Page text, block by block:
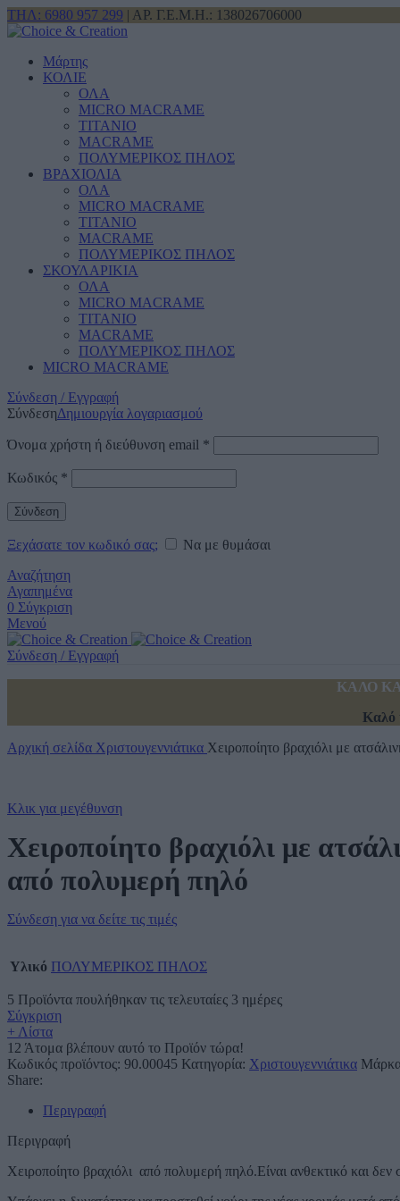
ΤΗΛ: 6980 957 299 | ΑΡ. Γ.Ε.Μ.Η.: 138026706000
Μάρτης
ΚΟΛΙΕ
ΟΛΑ
MICRO MACRAME
ΤΙΤΑΝΙΟ
MACRAME
ΠΟΛΥΜΕΡΙΚΟΣ ΠΗΛΟΣ
ΒΡΑΧΙΟΛΙΑ
ΟΛΑ
MICRO MACRAME
ΤΙΤΑΝΙΟ
MACRAME
ΠΟΛΥΜΕΡΙΚΟΣ ΠΗΛΟΣ
ΣΚΟΥΛΑΡΙΚΙΑ
ΟΛΑ
MICRO MACRAME
ΤΙΤΑΝΙΟ
MACRAME
ΠΟΛΥΜΕΡΙΚΟΣ ΠΗΛΟΣ
MICRO MACRAME
Σύνδεση / Εγγραφή
ΣύνδεσηΔημιουργία λογαριασμού
Όνομα χρήστη ή διεύθυνση email *
Κωδικός *
Σύνδεση
Ξεχάσατε τον κωδικό σας;
Να με θυμάσαι
Αναζήτηση
Αγαπημένα
0 Σύγκριση
Μενού
Σύνδεση / Εγγραφή
ΚΑΛΟ
Καλό
Αρχική σελίδα Χριστουγεννιάτικα Χειροποίητο βραχιόλι με
Κλικ για μεγέθυνση
Χειροποίητο βραχιόλι με
από πολυμερή πηλό
Σύνδεση για να δείτε τις τιμές
Υλικό ΠΟΛΥΜΕΡΙΚΟΣ ΠΗΛΟΣ
5 Προϊόντα πουλήθηκαν τις τελευταίες 3 ημέρες
Σύγκριση
+ Λίστα
12 Άτομα βλέπουν αυτό το Προϊόν τώρα!
Κωδικός προϊόντος: 90.00045 Κατηγορία: Χριστουγεννιάτικα
Share:
Περιγραφή
Περιγραφή
Χειροποίητο βραχιόλι από πολυμερή πηλό.Είναι ανθεκτικό και